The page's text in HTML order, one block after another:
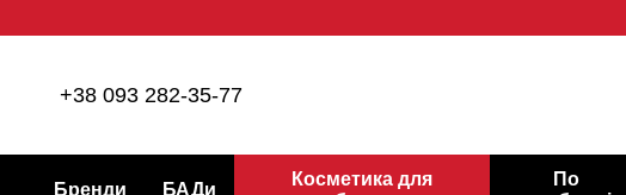
+38 093 282-35-77
Бренди БАДи
Косметика для
По